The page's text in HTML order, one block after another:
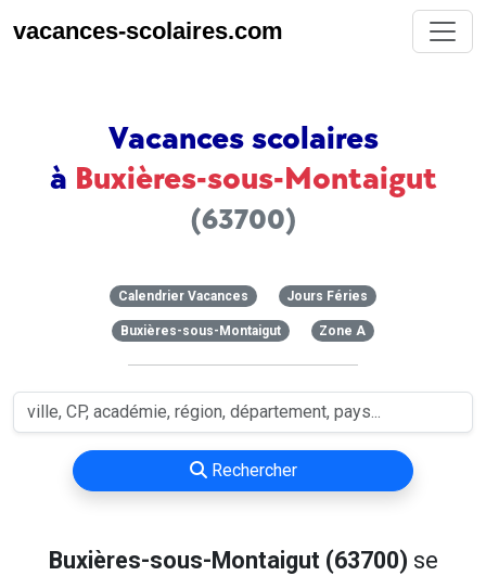
vacances-scolaires.com
Vacances scolaires
à Buxières-sous-Montaigut
(63700)
Calendrier Vacances Jours Féries
Buxières-sous-Montaigut Zone A
Rechercher
Buxières-sous-Montaigut (63700) se